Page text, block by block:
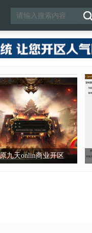
九天onlin商业开区